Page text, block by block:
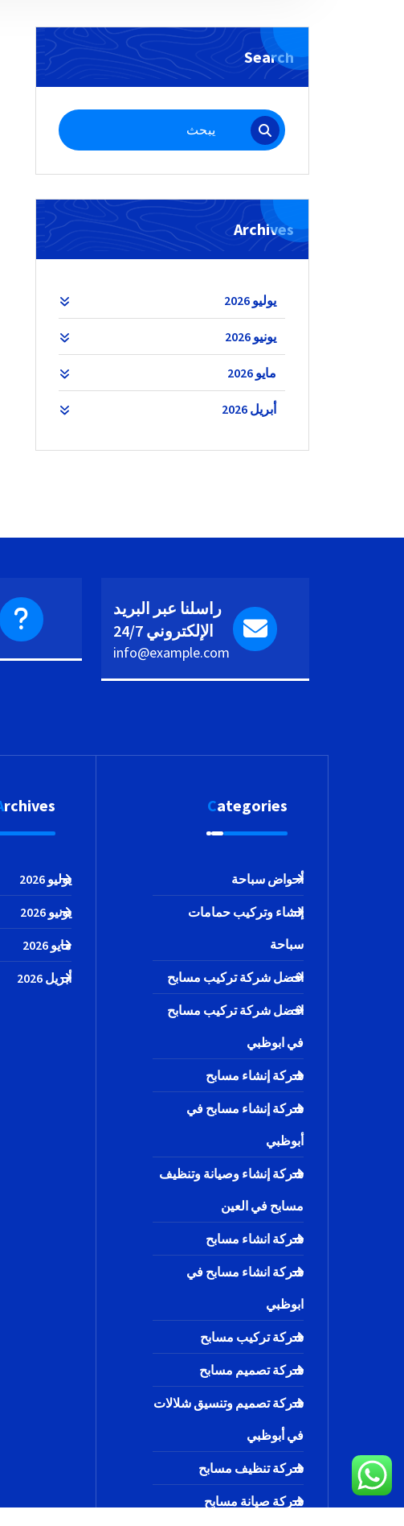
Search
البحث
عن:
Archives
يوليو 2026
يونيو 2026
مايو 2026
أبريل 2026
راسلنا عبر البريد
الإلكتروني 24/7
info@example.com
Categories
أحواض سباحة
إنشاء وتركيب حمامات
سباحة
افضل شركة تركيب مسابح
افضل شركة تركيب مسابح
في ابوظبي
شركة إنشاء مسابح
شركة إنشاء مسابح في
أبوظبي
شركة إنشاء وصيانة وتنظيف
مسابح في العين
شركة انشاء مسابح
شركة انشاء مسابح في
ابوظبي
شركة تركيب مسابح
شركة تصميم مسابح
شركة تصميم وتنسيق شلالات
في أبوظبي
شركة تنظيف مسابح
شركة صيانة مسابح
Archives
يوليو 2026
يونيو 2026
مايو 2026
أبريل 2026